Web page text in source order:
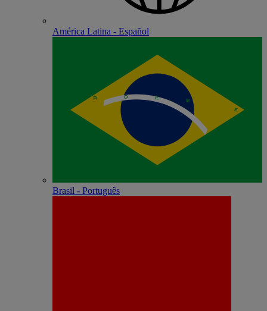
América Latina - Español
Brasil - Português